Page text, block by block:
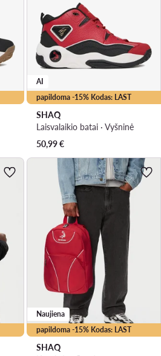
papildoma -15% Kodas: LAST
AI
SHAQ
Laisvalaikio batai · Vyšninė
50,99€
papildoma -15% Kodas: LAST
Naujiena
SHAQ